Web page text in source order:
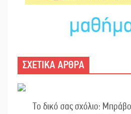
ΣΧΕΤΙΚΑ ΑΡΘΡΑ
Το δικό σας σχόλιο: